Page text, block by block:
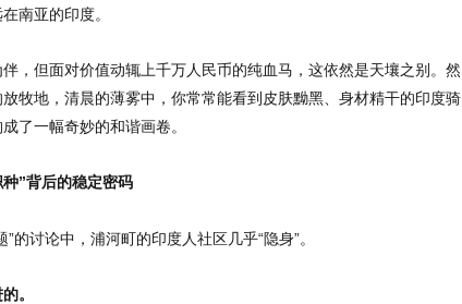
南亚的印度。
，但面对价值动辄上千万人民币的纯血马，这依然是天壤之别。然
牧地，清晨的薄雾中，你常常能看到皮肤黝黑、身材精干的印度骑
了一幅奇妙的和谐画卷。
种”背后的稳定密码
讨论中，浦河町的印度人社区几乎“隐身”。
。